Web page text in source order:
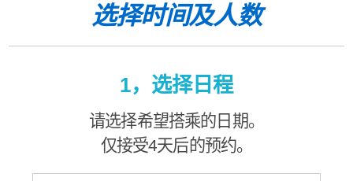
选择时间及人数
1，选择日程
请选择希望搭乘的日期。
仅接受4天后的预约。